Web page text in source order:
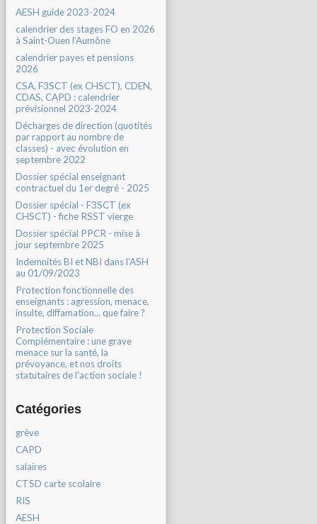
AESH guide 2023-2024
calendrier des stages FO en 2026
à Saint-Ouen l'Aumône
calendrier payes et pensions
2026
CSA, F3SCT (ex CHSCT), CDEN,
CDAS, CAPD : calendrier
prévisionnel 2023-2024
Décharges de direction (quotités
par rapport au nombre de
classes) - avec évolution en
septembre 2022
Dossier spécial enseignant
contractuel du 1er degré - 2025
Dossier spécial - F3SCT (ex
CHSCT) - fiche RSST vierge
Dossier spécial PPCR - mise à
jour septembre 2025
Indemnités BI et NBI dans l'ASH
au 01/09/2023
Protection fonctionnelle des
enseignants : agression, menace,
insulte, diffamation... que faire ?
Protection Sociale
Complémentaire : une grave
menace sur la santé, la
prévoyance, et nos droits
statutaires de l'action sociale !
Catégories
grève
CAPD
salaires
CTSD carte scolaire
RIS
AESH